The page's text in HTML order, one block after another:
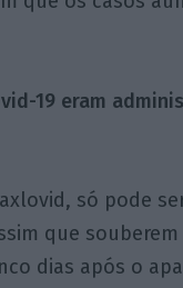
19 eram
só pode
que
dias após o